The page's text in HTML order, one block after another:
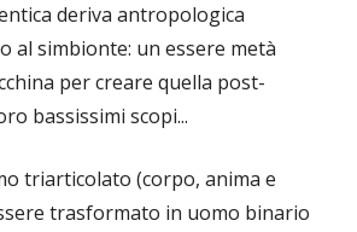
deriva antropologica
al simbionte: un essere metà
per creare quella post-
bassissimi scopi...
triarticolato (corpo, anima e
trasformato in uomo binario